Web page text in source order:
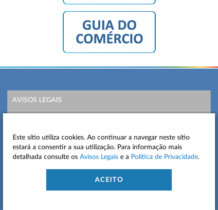
AVISOS LEGAIS
MAPA DO SITE
CONTACTOS
Este sítio utiliza cookies. Ao continuar a navegar neste sítio
estará a consentir a sua utilização. Para informação mais
detalhada consulte os Avisos Legais e a Política de Privacidade.
ACEITO